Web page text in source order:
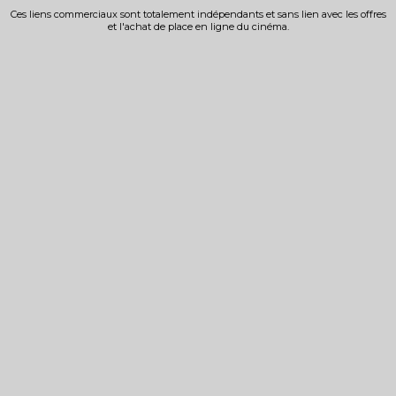
Ces liens commerciaux sont totalement indépendants et sans lien avec les offres
et l'achat de place en ligne du cinéma.